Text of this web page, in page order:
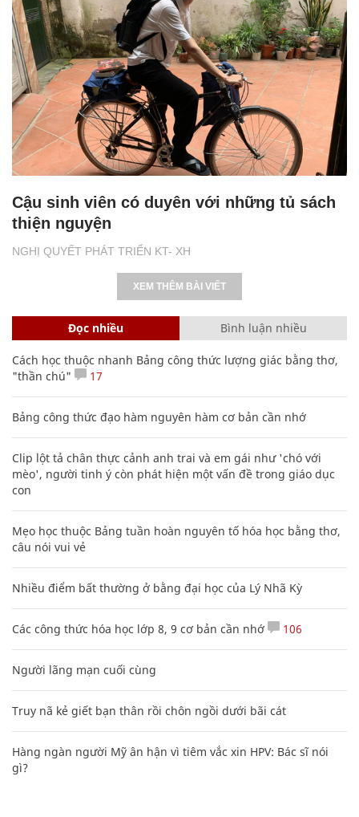
NGHỊ QUYẾT PHÁT TRIỂN KT- XH
Cậu sinh viên có duyên với những tủ sách
thiện nguyện
XEM THÊM BÀI VIẾT
Đọc nhiều Bình luận nhiều
Cách học thuộc nhanh Bảng công thức lượng giác bằng thơ,
"thần chú"
17
Bảng công thức đạo hàm nguyên hàm cơ bản cần nhớ
Clip lột tả chân thực cảnh anh trai và em gái như 'chó với
mèo', người tinh ý còn phát hiện một vấn đề trong giáo dục
con
Mẹo học thuộc Bảng tuần hoàn nguyên tố hóa học bằng thơ,
câu nói vui vẻ
Nhiều điểm bất thường ở bằng đại học của Lý Nhã Kỳ
Các công thức hóa học lớp 8, 9 cơ bản cần nhớ 106
Người lãng mạn cuối cùng
Truy nã kẻ giết bạn thân rồi chôn ngồi dưới bãi cát
Hàng ngàn người Mỹ ân hận vì tiêm vắc xin HPV: Bác sĩ nói
gì?